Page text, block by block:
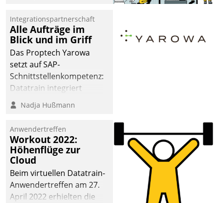
Jahresbeginn eine
Überblick, Einsicht und
Eingriff bietende Lösung.
Zur Entwicklung setzte
man auf
Cloudtechnologie,
bewährte und Startup-
agile Projektmethoden.
Integrationspartnerschaft
Alle Aufträge im
Blick und im Griff
Das Proptech Yarowa
setzt auf SAP-
Schnittstellenkompetenz:
Datatrain integriert
Yarowas Portal zur
Vergabe und Verwaltung
operativen
Instandhaltung in die
SAP-Systemlandschaft
deutscher
Wohnungsunternehmen
– und beschleunigt damit
Nadja Hußmann
Anwendertreffen
Workout 2022:
Höhenflüge zur
Cloud
Beim virtuellen Datatrain-
Anwendertreffen am 27.
April 2022 erhielten die